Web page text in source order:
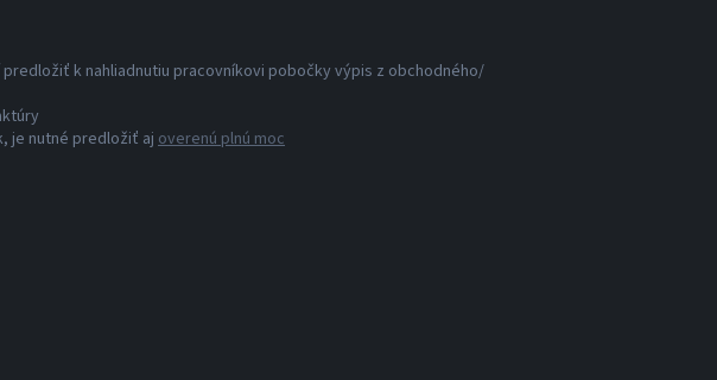
k nahliadnutiu pracovníkovi pobočky výpis z obchodného/
je nutné predložiť aj overenú plnú moc